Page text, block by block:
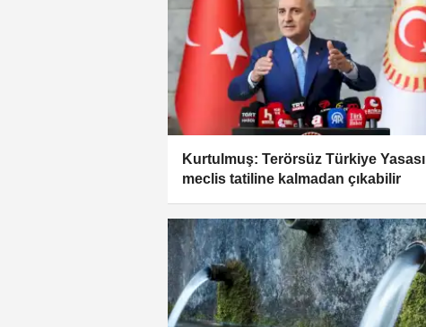
Kurtulmuş: Terörsüz Türkiye Yasası
meclis tatiline kalmadan çıkabilir